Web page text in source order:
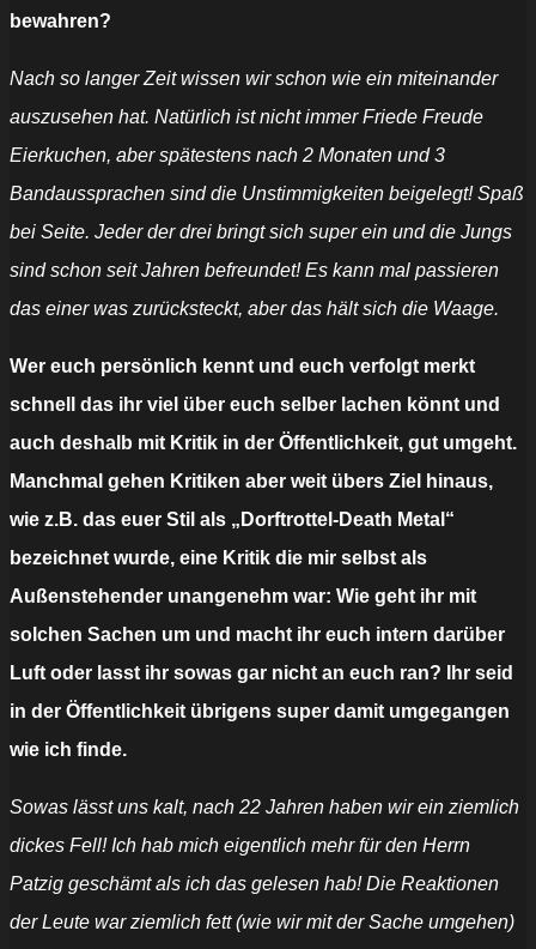
bewahren?
Nach so langer Zeit wissen wir schon wie ein miteinander
auszusehen hat. Natürlich ist nicht immer Friede Freude
Eierkuchen, aber spätestens nach 2 Monaten und 3
Bandaussprachen sind die Unstimmigkeiten beigelegt! Spaß
bei Seite. Jeder der drei bringt sich super ein und die Jungs
sind schon seit Jahren befreundet! Es kann mal passieren
das einer was zurücksteckt, aber das hält sich die Waage.
Wer euch persönlich kennt und euch verfolgt merkt
schnell das ihr viel über euch selber lachen könnt und
auch deshalb mit Kritik in der Öffentlichkeit, gut umgeht.
Manchmal gehen Kritiken aber weit übers Ziel hinaus,
wie z.B. das euer Stil als „Dorftrottel-Death Metal“
bezeichnet wurde, eine Kritik die mir selbst als
Außenstehender unangenehm war: Wie geht ihr mit
solchen Sachen um und macht ihr euch intern darüber
Luft oder lasst ihr sowas gar nicht an euch ran? Ihr seid
in der Öffentlichkeit übrigens super damit umgegangen
wie ich finde.
Sowas lässt uns kalt, nach 22 Jahren haben wir ein ziemlich
dickes Fell! Ich hab mich eigentlich mehr für den Herrn
Patzig geschämt als ich das gelesen hab! Die Reaktionen
der Leute war ziemlich fett (wie wir mit der Sache umgehen)